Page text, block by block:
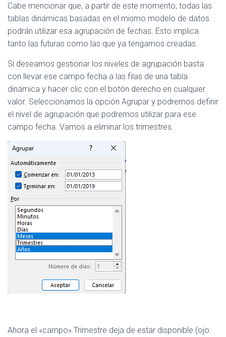
Cabe mencionar que, a partir de este momento, todas las
tablas dinámicas basadas en el mismo modelo de datos
podrán utilizar esa agrupación de fechas. Esto implica
tanto las futuras como las que ya tengamos creadas.
Si deseamos gestionar los niveles de agrupación basta
con llevar ese campo fecha a las filas de una tabla
dinámica y hacer clic con el botón derecho en cualquier
valor. Seleccionamos la opción Agrupar y podremos definir
el nivel de agrupación que podremos utilizar para ese
campo fecha. Vamos a eliminar los trimestres.
Ahora el «campo» Trimestre deja de estar disponible (ojo: